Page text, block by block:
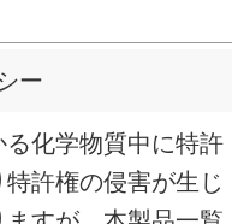
ー
化学物質中に特許
許権の侵害が生じ